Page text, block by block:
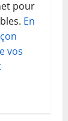
pour
En
vos